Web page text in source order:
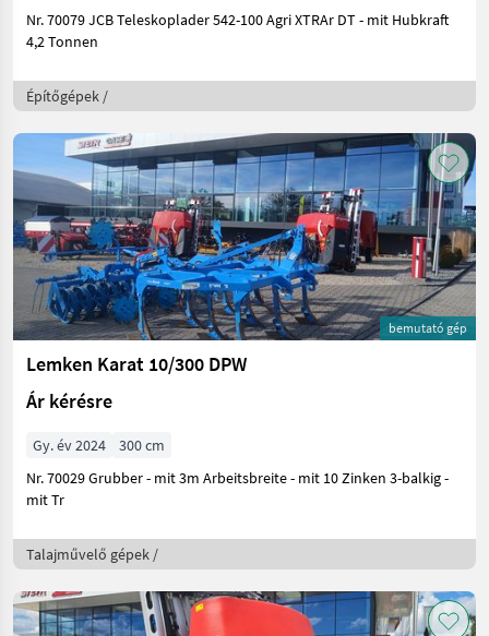
Nr. 70079 JCB Teleskoplader 542-100 Agri XTRAr DT - mit Hubkraft
4,2 Tonnen
Építőgépek /
bemutató gép
Lemken Karat 10/300 DPW
Ár kérésre
Gy. év 2024
300 cm
Nr. 70029 Grubber - mit 3m Arbeitsbreite - mit 10 Zinken 3-balkig -
mit Tr
Talajművelő gépek /